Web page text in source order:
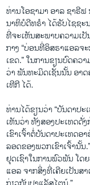
ທ່ານໂອຊາມາ ອາລ ຊາຣີ
ນາທິບໍດີທຣຳ ໄດ້ຮັບໄຊຊະ
ທີ່ຈະເຫັນສະພາບຄວາມເ
ກາງ “ບ່ອນທີ່ອິສຣາແອລຈ
ເຂດ.” ໃນການຂຽນບົດຄ
ວ່າ ພັນທະມິດເຊັ່ນນັ້ນ ອາ
ເທີກີ ໄດ້.
ທ່ານໄດ້ຂຽນວ່າ “ບັນດາປ
ເຫັນວ່າ ທັງສອງປະເທດດັ່
ເຂົາເຈົ້າຕໍ່ບັນດາປະເທດ
ລອດຂອງພວກເຂົາເຈົ້ານັ້ນ
ຢຸດເຊົາໃນການພົວພັນ ໂ
ແອລ ຈາກສິ່ງທີ່ເຄີຍເປັນສ